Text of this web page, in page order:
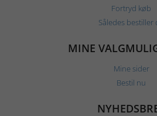
Fortryd køb
Således bestiller
MINE
Mine sider
Bestil nu